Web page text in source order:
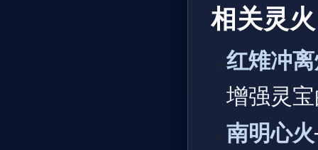
相关灵火
红雉冲
增强灵
南明心火